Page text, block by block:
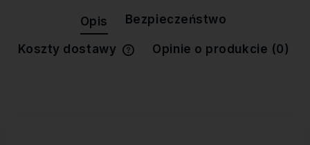
Opis Bezpieczeństwo
Koszty dostawy
Cena nie zawiera ewentualnych
Opinie o produkcie (0)